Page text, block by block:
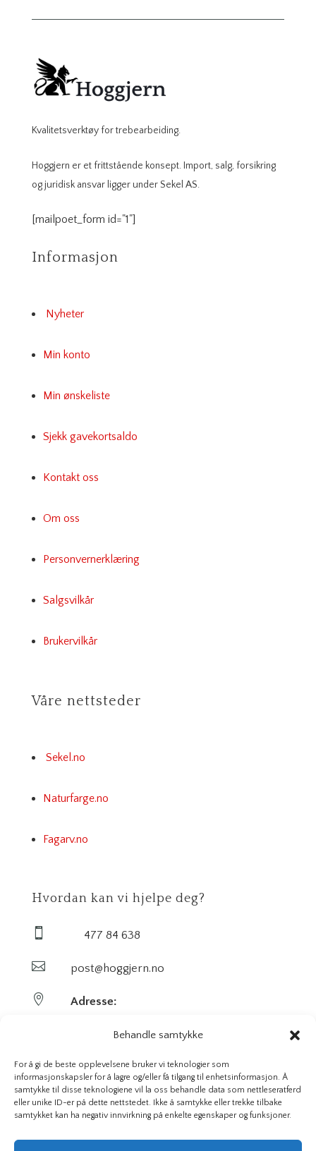
Behandle samtykke
For å gi de beste opplevelsene bruker vi teknologier som
informasjonskapsler for å lagre og/eller få tilgang til enhetsinformasjon. Å
samtykke til disse teknologiene vil la oss behandle data som nettleseratferd
eller unike ID-er på dette nettstedet. Ikke å samtykke eller trekke tilbake
samtykket kan ha negativ innvirkning på enkelte egenskaper og funksjoner.
Kvalitetsverktøy for trebearbeiding.
Hoggjern er et frittstående konsept. Import, salg, forsikring
og juridisk ansvar ligger under Sekel AS.
[mailpoet_form id="1"]
Informasjon
Nyheter
Min konto
Min ønskeliste
Sjekk gavekortsaldo
Kontakt oss
Om oss
Personvernerklæring
Salgsvilkår
Brukervilkår
Våre nettsteder
Sekel.no
Naturfarge.no
Fagarv.no
Hvordan kan vi hjelpe deg?
 477 84 638
 post@hoggjern.no
 Adresse:
Sekel AS
Sentrumsveien 29
3647 Hvittingfoss